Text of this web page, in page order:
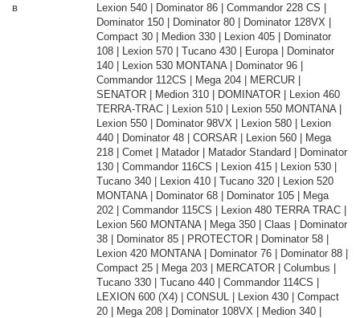
в
Lexion 540 | Dominator 86 | Commandor 228 CS |
Dominator 150 | Dominator 80 | Dominator 128VX |
Compact 30 | Medion 330 | Lexion 405 | Dominator
108 | Lexion 570 | Tucano 430 | Europa | Dominator
140 | Lexion 530 MONTANA | Dominator 96 |
Commandor 112CS | Mega 204 | MERCUR |
SENATOR | Medion 310 | DOMINATOR | Lexion 460
TERRA-TRAC | Lexion 510 | Lexion 550 MONTANA |
Lexion 550 | Dominator 98VX | Lexion 580 | Lexion
440 | Dominator 48 | CORSAR | Lexion 560 | Mega
218 | Comet | Matador | Matador Standard | Dominator
130 | Commandor 116CS | Lexion 415 | Lexion 530 |
Tucano 340 | Lexion 410 | Tucano 320 | Lexion 520
MONTANA | Dominator 68 | Dominator 105 | Mega
202 | Commandor 115CS | Lexion 480 TERRA TRAC |
Lexion 560 MONTANA | Mega 350 | Claas | Dominator
38 | Dominator 85 | PROTECTOR | Dominator 58 |
Lexion 420 MONTANA | Dominator 76 | Dominator 88 |
Compact 25 | Mega 203 | MERCATOR | Columbus |
Tucano 330 | Tucano 440 | Commandor 114CS |
LEXION 600 (X4) | CONSUL | Lexion 430 | Compact
20 | Mega 208 | Dominator 108VX | Medion 340 |